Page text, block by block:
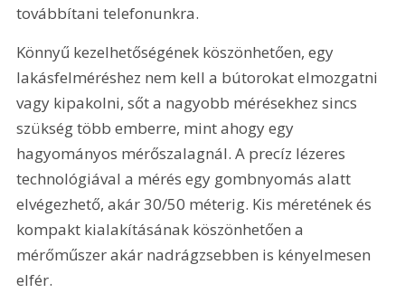
továbbítani telefonunkra.
Könnyű kezelhetőségének köszönhetően, egy
lakásfelméréshez nem kell a bútorokat elmozgatni
vagy kipakolni, sőt a nagyobb mérésekhez sincs
szükség több emberre, mint ahogy egy
hagyományos mérőszalagnál. A precíz lézeres
technológiával a mérés egy gombnyomás alatt
elvégezhető, akár 30/50 méterig. Kis méretének és
kompakt kialakításának köszönhetően a
mérőműszer akár nadrágzsebben is kényelmesen
elfér.